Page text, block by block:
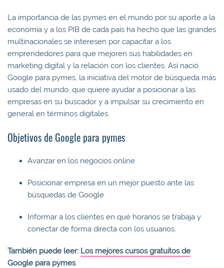
La importancia de las pymes en el mundo por su aporte a la
economía y a los PIB de cada país ha hecho que las grandes
multinacionales se interesen por capacitar a los
emprendedores para que mejoren sus habilidades en
marketing digital y la relación con los clientes. Así nació
Google para pymes, la iniciativa del motor de búsqueda más
usado del mundo, que quiere ayudar a posicionar a las
empresas en su buscador y a impulsar su crecimiento en
general en términos digitales.
Objetivos de Google para pymes
Avanzar en los negocios online
Posicionar empresa en un mejor puesto ante las
búsquedas de Google
Informar a los clientes en qué horarios se trabaja y
conectar de forma directa con los usuarios.
También puede leer: Los mejores cursos gratuitos de
Google para pymes